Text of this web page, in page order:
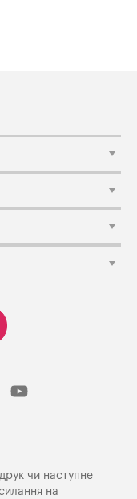
чи наступне
на